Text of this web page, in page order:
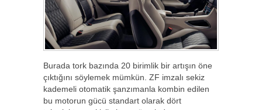
Burada tork bazında 20 birimlik bir artışın öne
çıktığını söylemek mümkün. ZF imzalı sekiz
kademeli otomatik şanzımanla kombin edilen
bu motorun gücü standart olarak dört